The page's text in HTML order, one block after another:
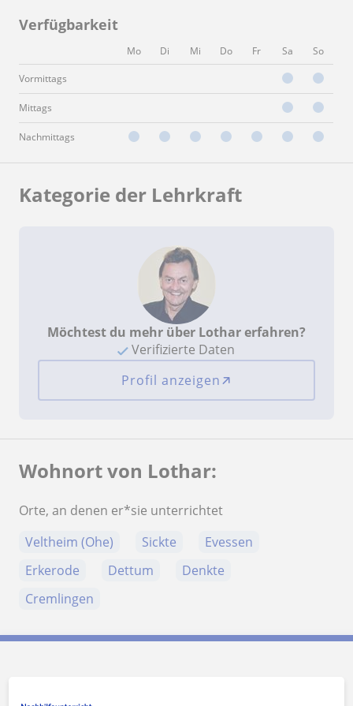
Verfügbarkeit
Mo Di Mi Do Fr Sa So
Vormittags
Mittags
Nachmittags
Kategorie der Lehrkraft
Möchtest du mehr über Lothar erfahren?
Verifizierte Daten
Profil anzeigen
Wohnort von Lothar:
Orte, an denen er*sie unterrichtet
Veltheim (Ohe)
Sickte
Evessen
Erkerode
Dettum
Denkte
Cremlingen